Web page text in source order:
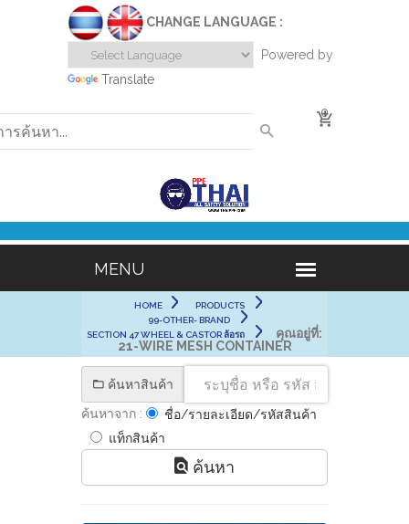
CHANGE LANGUAGE :
Powered by
Translate
0
HOME
PRODUCTS
99-OTHER- BRAND
SECTION 47 WHEEL & CASTOR ล้อรถ
คุณอยู่ที่:
21-WIRE MESH CONTAINER
ค้นหาสินค้า
ค้นหาจาก :
ชื่อ/รายละเอียด/รหัสสินค้า
แท็กสินค้า
ค้นหา